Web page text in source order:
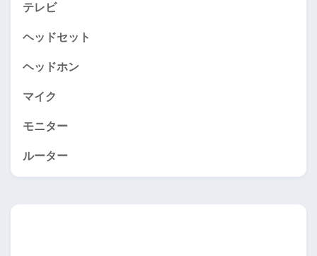
テレビ
ヘッドセット
ヘッドホン
マイク
モニター
ルーター